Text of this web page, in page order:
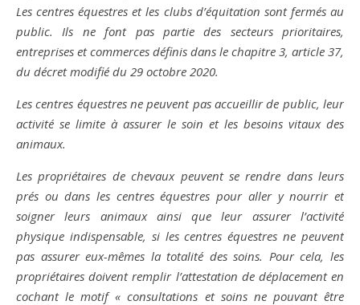
Les centres équestres et les clubs d’équitation sont fermés au
public. Ils ne font pas partie des secteurs prioritaires,
entreprises et commerces définis dans le chapitre 3, article 37,
du décret modifié du 29 octobre 2020.
Les centres équestres ne peuvent pas accueillir de public, leur
activité se limite à assurer le soin et les besoins vitaux des
animaux.
Les propriétaires de chevaux peuvent se rendre dans leurs
prés ou dans les centres équestres pour aller y nourrir et
soigner leurs animaux ainsi que leur assurer l’activité
physique indispensable, si les centres équestres ne peuvent
pas assurer eux-mêmes la totalité des soins. Pour cela, les
propriétaires doivent remplir l’attestation de déplacement en
cochant le motif « consultations et soins ne pouvant être